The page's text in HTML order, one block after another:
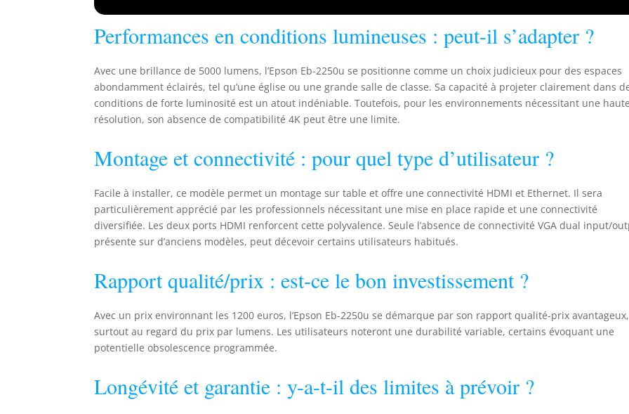
Performances en conditions lumineuses : peut-il s’adapter ?
Avec une brillance de 5000 lumens, l’Epson Eb-2250u se positionne comme un choix judicieux pour des espaces
abondamment éclairés, tel qu’une église ou une grande salle de classe. Sa capacité à projeter clairement dans
conditions de forte luminosité est un atout indéniable. Toutefois, pour les environnements nécessitant une haute
résolution, son absence de compatibilité 4K peut être une limite.
Montage et connectivité : pour quel type d’utilisateur ?
Facile à installer, ce modèle permet un montage sur table et offre une connectivité HDMI et Ethernet. Il sera
particulièrement apprécié par les professionnels nécessitant une mise en place rapide et une connectivité
diversifiée. Les deux ports HDMI renforcent cette polyvalence. Seule l’absence de connectivité VGA dual input/
présente sur d’anciens modèles, peut décevoir certains utilisateurs habitués.
Rapport qualité/prix : est-ce le bon investissement ?
Avec un prix environnant les 1200 euros, l’Epson Eb-2250u se démarque par son rapport qualité-prix avantageux,
surtout au regard du prix par lumens. Les utilisateurs noteront une durabilité variable, certains évoquant une
potentielle obsolescence programmée.
Longévité et garantie : y-a-t-il des limites à prévoir ?